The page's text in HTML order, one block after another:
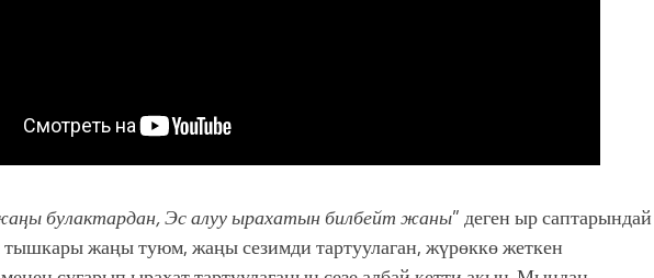
булактардан, Эс алуу ырахатын билбейт жаны” деген ыр саптарындай
тышкары жаңы туюм, жаңы сезимди тартуулаган, жүрөккө жеткен